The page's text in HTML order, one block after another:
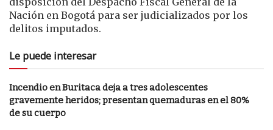
Nación en Bogotá para ser judicializados por los
delitos imputados.
Le puede interesar
Incendio en Buritaca deja a tres adolescentes
gravemente heridos; presentan quemaduras en el 80%
de su cuerpo